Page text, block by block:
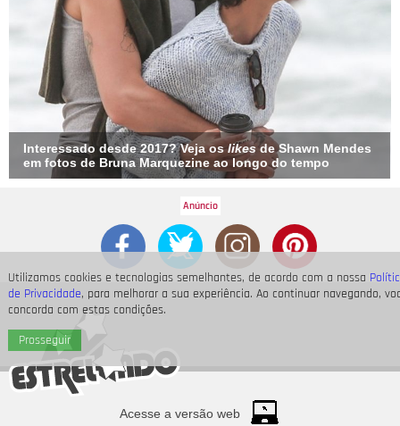
Utilizamos cookies e tecnologias semelhantes, de acordo com a nossa
de Privacidade, para melhorar a sua experiência. Ao continuar navegando,
concorda com estas condições.
Prosseguir
Interessado desde 2017? Veja oslikesde Shawn Mendes
em fotos de Bruna Marquezine ao longo do tempo
Acesse a versão web